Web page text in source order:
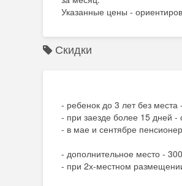
Указанные цены -
Скидки
- ребенок до 3 лет без места
- при заезде более 15 дней -
- в мае и сентябре
- дополнительное место -
- при 2х-местном